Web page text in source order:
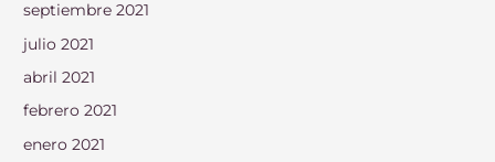
septiembre 2021
julio 2021
abril 2021
febrero 2021
enero 2021